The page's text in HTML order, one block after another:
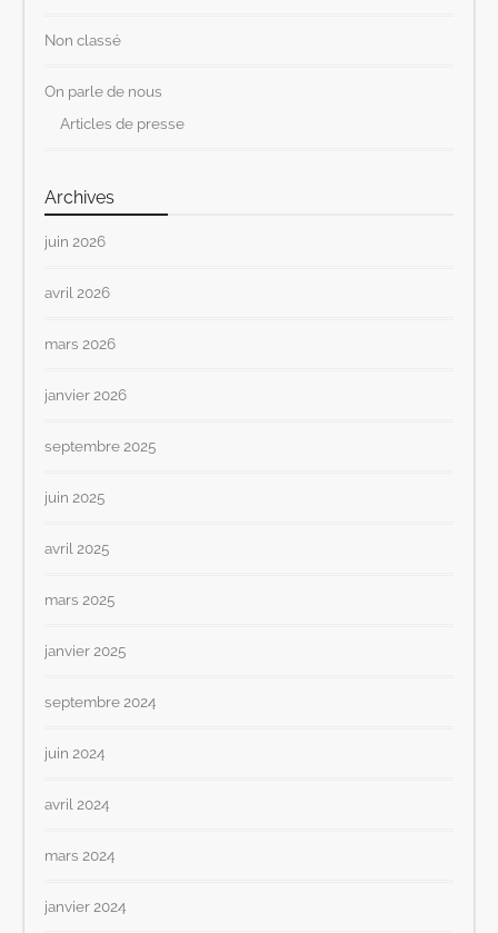
Non classé
On parle de nous
Articles de presse
Archives
juin 2026
avril 2026
mars 2026
janvier 2026
septembre 2025
juin 2025
avril 2025
mars 2025
janvier 2025
septembre 2024
juin 2024
avril 2024
mars 2024
janvier 2024